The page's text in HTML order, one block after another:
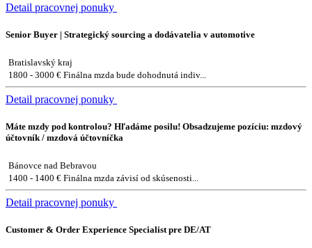
Detail pracovnej ponuky
Senior Buyer | Strategický sourcing a dodávatelia v automotive
Bratislavský kraj
1800 - 3000 € Finálna mzda bude dohodnutá indiv...
Detail pracovnej ponuky
Máte mzdy pod kontrolou? Hľadáme posilu! Obsadzujeme pozíciu: mzdový
účtovník / mzdová účtovníčka
Bánovce nad Bebravou
1400 - 1400 € Finálna mzda závisí od skúsenosti...
Detail pracovnej ponuky
Customer & Order Experience Specialist pre DE/AT